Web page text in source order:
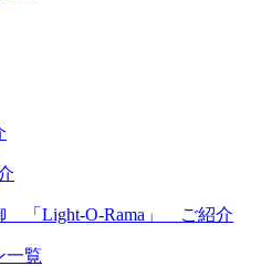
「Light-O-Rama」 ご紹介
一覧